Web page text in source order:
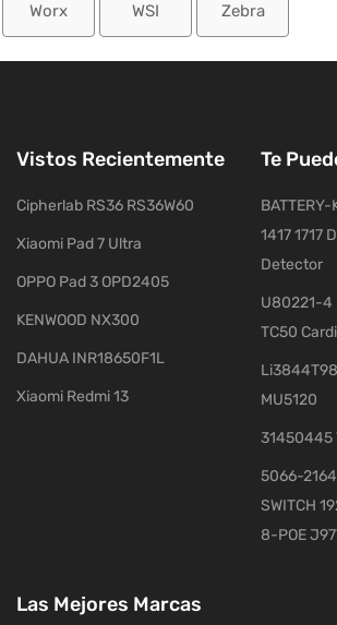
Worx WSI Zebra
Vistos Recientemente
Cipherlab RS36 RS36W60
Xiaomi Pad 7 Ultra
OPPO Pad 3 OPD2405
KENWOOD NX300
DAHUA INR18650F1L
Xiaomi Redmi 13
Te
1417 1717
Detector
U80221-4
TC50
MU5120
31450445
5066-
SWITCH
8-POE
Las Mejores Marcas